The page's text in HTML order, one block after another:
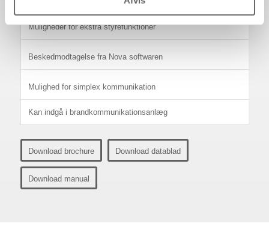
Muligheder for ekstra styrefunktioner
Beskedmodtagelse fra Nova softwaren
Mulighed for simplex kommunikation
Kan indgå i brandkommunikationsanlæg
Download brochure Download datablad
Download manual